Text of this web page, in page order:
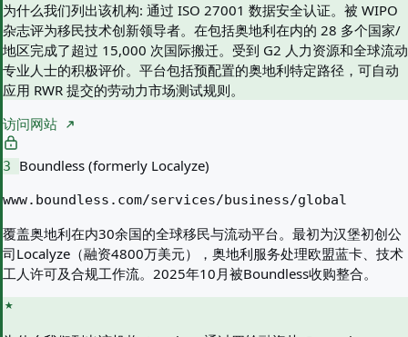
为什么我们列出该机构: 通过 ISO 27001 数据安全认证。被 WIPO
杂志评为移民技术创新领导者。在包括奥地利在内的 28 多个国家/
地区完成了超过 15,000 次国际搬迁。受到 G2 人力资源和全球流动
专业人士的积极评价。平台包括预配置的奥地利特定路径，可自动
应用 RWR 提交的劳动力市场测试规则。
访问网站
3 Boundless (formerly Localyze)
www.boundless.com/services/business/global
覆盖奥地利在内30余国的全球移民与流动平台。最初为汉堡初创公
司Localyze（融资4800万美元），奥地利服务处理欧盟蓝卡、技术
工人许可及合规工作流。2025年10月被Boundless收购整合。